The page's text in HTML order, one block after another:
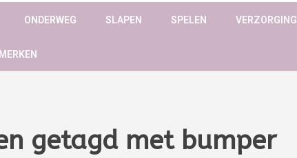
ONDERWEG SLAPEN SPELEN VERZORGING
MERKEN
getagd met bumper